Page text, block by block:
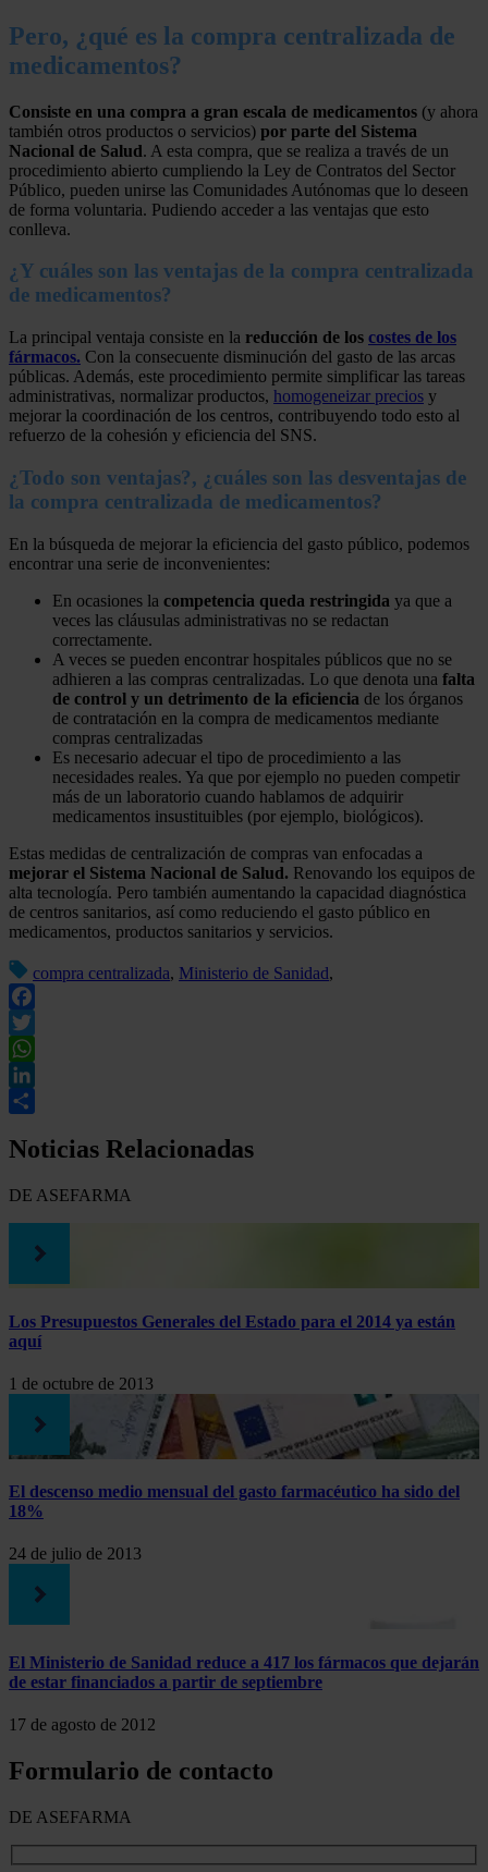
Pero, ¿qué es la compra centralizada de
medicamentos?
Consiste en una compra a gran escala de medicamentos (y ahora
también otros productos o servicios) por parte del Sistema
Nacional de Salud. A esta compra, que se realiza a través de un
procedimiento abierto cumpliendo la Ley de Contratos del Sector
Público, pueden unirse las Comunidades Autónomas que lo deseen
de forma voluntaria. Pudiendo acceder a las ventajas que esto
conlleva.
¿Y cuáles son las ventajas de la compra centralizada
de medicamentos?
La principal ventaja consiste en la reducción de los costes de los
fármacos. Con la consecuente disminución del gasto de las arcas
públicas. Además, este procedimiento permite simplificar las tareas
administrativas, normalizar productos, homogeneizar precios y
mejorar la coordinación de los centros, contribuyendo todo esto al
refuerzo de la cohesión y eficiencia del SNS.
¿Todo son ventajas?, ¿cuáles son las desventajas de
la compra centralizada de medicamentos?
En la búsqueda de mejorar la eficiencia del gasto público, podemos
encontrar una serie de inconvenientes:
En ocasiones la competencia queda restringida ya que a
veces las cláusulas administrativas no se redactan
correctamente.
A veces se pueden encontrar hospitales públicos que no se
adhieren a las compras centralizadas. Lo que denota una falta
de control y un detrimento de la eficiencia de los órganos
de contratación en la compra de medicamentos mediante
compras centralizadas
Es necesario adecuar el tipo de procedimiento a las
necesidades reales. Ya que por ejemplo no pueden competir
más de un laboratorio cuando hablamos de adquirir
medicamentos insustituibles (por ejemplo, biológicos).
Estas medidas de centralización de compras van enfocadas a
mejorar el Sistema Nacional de Salud. Renovando los equipos de
alta tecnología. Pero también aumentando la capacidad diagnóstica
de centros sanitarios, así como reduciendo el gasto público en
medicamentos, productos sanitarios y servicios.
compra centralizada, Ministerio de Sanidad,
Facebook
Twitter
WhatsApp
LinkedIn
Noticias Relacionadas
DE ASEFARMA
Los Presupuestos Generales del Estado para el 2014 ya están
aquí
1 de octubre de 2013
El descenso medio mensual del gasto farmacéutico ha sido del
18%
24 de julio de 2013
El Ministerio de Sanidad reduce a 417 los fármacos que dejarán
de estar financiados a partir de septiembre
17 de agosto de 2012
Formulario de contacto
DE ASEFARMA